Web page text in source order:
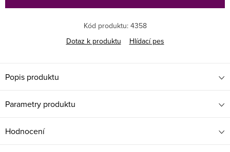
Kód produktu: 4358
Dotaz k produktu
Hlídací pes
Popis produktu
Parametry produktu
Hodnocení